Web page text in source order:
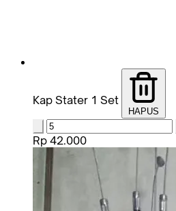
Kap Stater 1 Set
HAPUS
Rp 42.000